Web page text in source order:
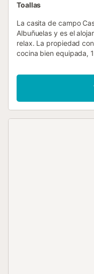
Toallas
La casita de campo
Albuñuelas y es el
relax. La propiedad
cocina bien equipada,
incluyen Wi-Fi,
exterior privada
descubierta y una
niños. Se admiten